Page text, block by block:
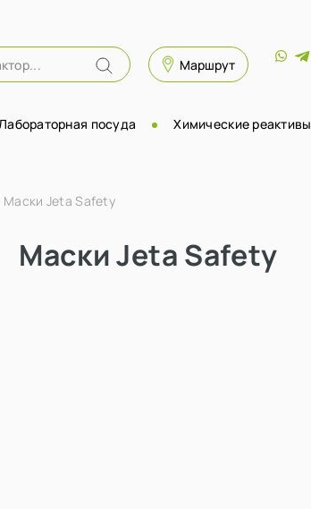
Маршрут
посуда Химические реактивы
Маски Jeta Safety
Маски Jeta Safety